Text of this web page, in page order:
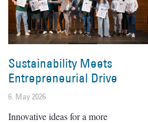
Sustainability Meets
Entrepreneurial Drive
6. May 2026
Innovative ideas for a more